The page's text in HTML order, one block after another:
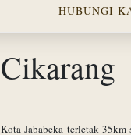
HUBUNGI
Cikarang
Kota Jababeka terletak